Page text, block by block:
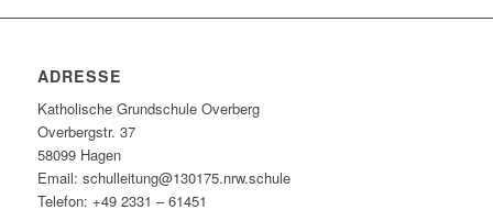
ADRESSE
Katholische Grundschule Overberg
Overbergstr. 37
58099 Hagen
Email: schulleitung@130175.nrw.schule
Telefon: +49 2331 – 61451